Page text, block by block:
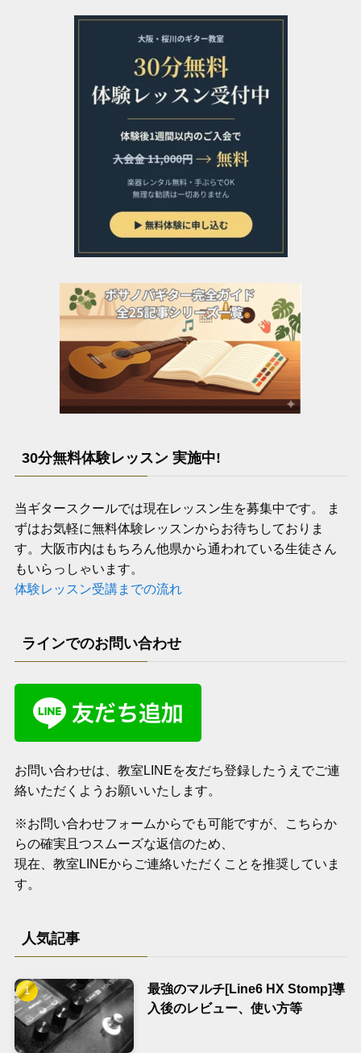
30分無料体験レッスン 実施中!
当ギタースクールでは現在レッスン生を募集中です。 ま
ずはお気軽に無料体験レッスンからお待ちしておりま
す。大阪市内はもちろん他県から通われている生徒さん
もいらっしゃいます。
体験レッスン受講までの流れ
ラインでのお問い合わせ
お問い合わせは、教室LINEを友だち登録したうえでご連
絡いただくようお願いいたします。
※お問い合わせフォームからでも可能ですが、こちらか
らの確実且つスムーズな返信のため、
現在、教室LINEからご連絡いただくことを推奨していま
す。
人気記事
最強のマルチ[Line6 HX Stomp]導
入後のレビュー、使い方等